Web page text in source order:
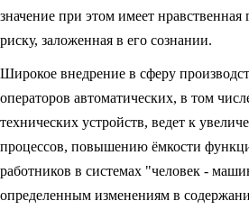
значение при этом имеет нравственная
риску, заложенная в его сознании.
Широкое внедрение в сферу
операторов автоматических, в том
технических устройств, ведет к
процессов, повышению ёмкости
работников в системах "человек -
определенным изменениям в